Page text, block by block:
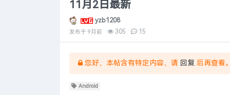
11月2日最新
yzb1208
发布于 9月前 305 15
您好，本帖含有特定内容，请 回复 后再查看。
Android